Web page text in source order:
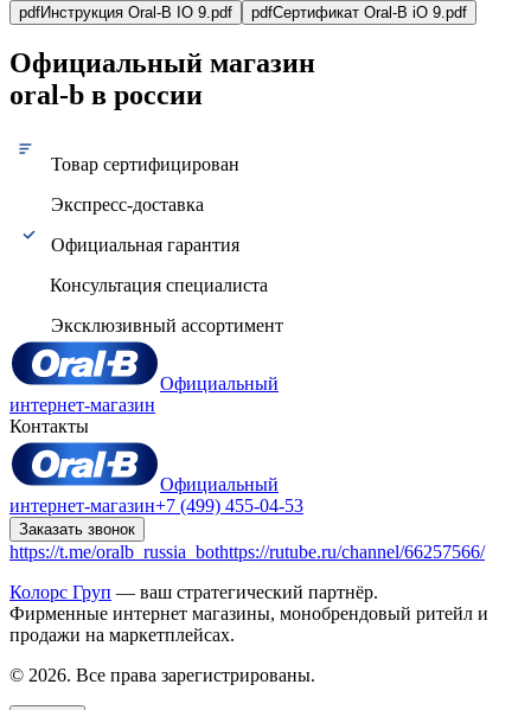
pdfИнструкция Oral-B IO 9.pdf pdfСертификат Oral-B iO 9.pdf
Официальный магазин
oral-b в россии
Товар сертифицирован
Экспресс-доставка
Официальная гарантия
Консультация специалиста
Эксклюзивный ассортимент
Официальный
интернет-магазин
Контакты
Официальный
интернет-магазин+7 (499) 455-04-53
Заказать звонок
https://t.me/oralb_russia_bothttps://rutube.ru/channel/66257566/
Колорс Груп — ваш стратегический партнёр.
Фирменные интернет магазины, монобрендовый ритейл и
продажи на маркетплейсах.
© 2026. Все права зарегистрированы.